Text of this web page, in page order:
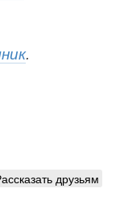
.
друзьям